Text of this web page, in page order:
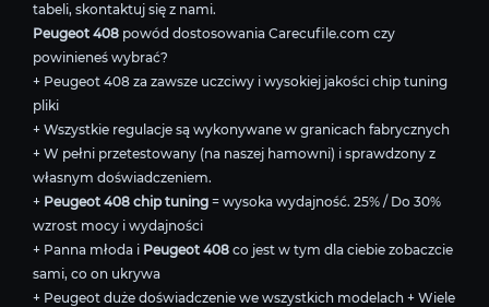
tabeli, skontaktuj się z nami.
Peugeot 408 powód dostosowania Carecufile.com czy
powinieneś wybrać?
+ Peugeot 408 za zawsze uczciwy i wysokiej jakości chip tuning
pliki
+ Wszystkie regulacje są wykonywane w granicach fabrycznych
+ W pełni przetestowany (na naszej hamowni) i sprawdzony z
własnym doświadczeniem.
+ Peugeot 408 chip tuning = wysoka wydajność. 25% / Do 30%
wzrost mocy i wydajności
+ Panna młoda i Peugeot 408 co jest w tym dla ciebie zobaczcie
sami, co on ukrywa
+ Peugeot duże doświadczenie we wszystkich modelach + Wiele